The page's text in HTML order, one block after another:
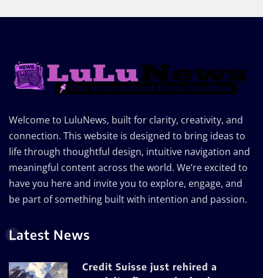
Welcome to LuluNews, built for clarity, creativity, and
connection. This website is designed to bring ideas to
life through thoughtful design, intuitive navigation and
meaningful content across the world. We’re excited to
have you here and invite you to explore, engage, and
be part of something built with intention and passion.
Latest News
Credit Suisse just rehired a